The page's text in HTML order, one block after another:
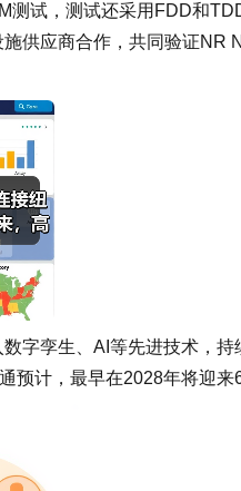
测试，测试还采用FDD和
供应商合作，共同验证NR
字孪生、AI等先进技术，持
计，最早在2028年将迎来